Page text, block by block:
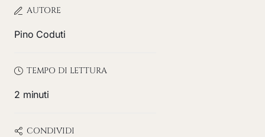
AUTORE
Pino Coduti
TEMPO DI LETTURA
2 minuti
CONDIVIDI